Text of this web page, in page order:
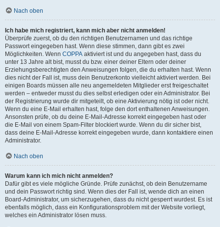
Nach oben
Ich habe mich registriert, kann mich aber nicht anmelden!
Überprüfe zuerst, ob du den richtigen Benutzernamen und das richtige
Passwort eingegeben hast. Wenn diese stimmen, dann gibt es zwei
Möglichkeiten. Wenn COPPA aktiviert ist und du angegeben hast, dass du
unter 13 Jahre alt bist, musst du bzw. einer deiner Eltern oder deiner
Erziehungsberechtigten den Anweisungen folgen, die du erhalten hast. Wenn
dies nicht der Fall ist, muss dein Benutzerkonto vielleicht aktiviert werden. Bei
einigen Boards müssen alle neu angemeldeten Mitglieder erst freigeschaltet
werden – entweder musst du dies selbst erledigen oder ein Administrator. Bei
der Registrierung wurde dir mitgeteilt, ob eine Aktivierung nötig ist oder nicht.
Wenn du eine E-Mail erhalten hast, folge den dort enthaltenen Anweisungen.
Ansonsten prüfe, ob du deine E-Mail-Adresse korrekt eingegeben hast oder
die E-Mail von einem Spam-Filter blockiert wurde. Wenn du dir sicher bist,
dass deine E-Mail-Adresse korrekt eingegeben wurde, dann kontaktiere einen
Administrator.
Nach oben
Warum kann ich mich nicht anmelden?
Dafür gibt es viele mögliche Gründe. Prüfe zunächst, ob dein Benutzername
und dein Passwort richtig sind. Wenn dies der Fall ist, wende dich an einen
Board-Administrator, um sicherzugehen, dass du nicht gesperrt wurdest. Es ist
ebenfalls möglich, dass ein Konfigurationsproblem mit der Website vorliegt,
welches ein Administrator lösen muss.